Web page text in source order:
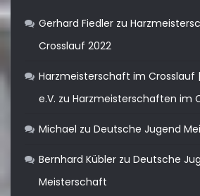
Gerhard Fiedler zu
Crosslauf 2022
Harzmeisterschaft im Crosslauf
e.V. zuHarzmeisterschaften im
Michael zuDeutsche Jugend
Bernhard Kübler zuDeutsche
Meisterschaft